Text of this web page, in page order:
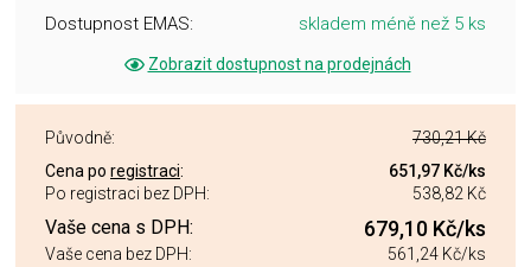
Dostupnost EMAS: skladem méně než 5 ks
Zobrazit dostupnost na prodejnách
Původně:
730,21 Kč
Cena po registraci: 651,97 Kč/ks
Po registraci bez DPH:
538,82 Kč
Vaše cena s DPH: 679,10 Kč/ks
Vaše cena bez DPH: 561,24 Kč/ks